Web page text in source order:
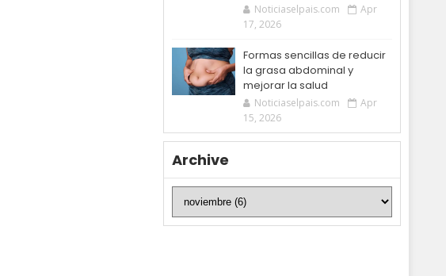
Noticiaselpais.com
Apr
17, 2026
Formas sencillas de reducir
la grasa abdominal y
mejorar la salud
Noticiaselpais.com
Apr
15, 2026
Archive